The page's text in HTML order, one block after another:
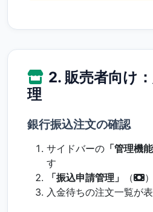
2. 販売者向け
理
銀行振込注文の確認
サイドバーの 「管理機能
す
「振込申請管理」
（
入金待ちの注文一覧が